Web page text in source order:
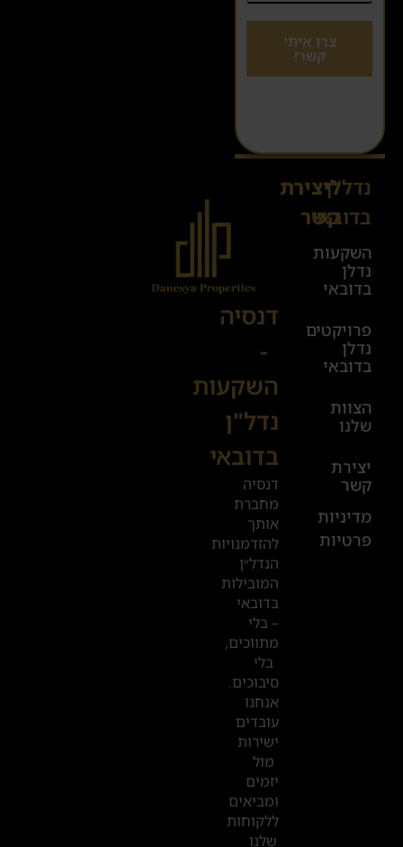
צרו איתי
קשר!
נדל"ן
בדובאי
השקעות
נדלן
בדובאי
פרויקטים
נדלן
בדובאי
הצוות
שלנו
יצירת
קשר
מדיניות
פרטיות
ליצירת
קשר
א׳-ה׳
08:00-
00:00
יום ו׳
08:00-
17:00
+972
52
601
2019
המשרדים
שלנו
בדובאי
Sales@danesya.co.il
דנסיה
-
השקעות
נדל"ן
בדובאי
דנסיה
מחברת
אותך
להזדמנויות
הנדל״ן
המובילות
בדובאי
– בלי
מתווכים,
בלי
סיבוכים.
אנחנו
עובדים
ישירות
מול
יזמים
ומביאים
ללקוחות
שלנו